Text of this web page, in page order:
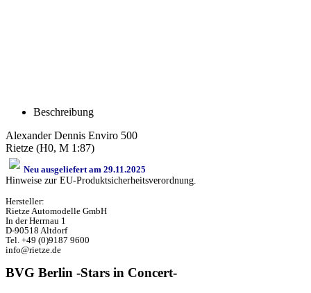
Beschreibung
Alexander Dennis Enviro 500
Rietze (H0, M 1:87)
Neu ausgeliefert am 29.11.2025
Hinweise zur EU-Produktsicherheitsverordnung.
Hersteller:
Rietze Automodelle GmbH
In der Herrnau 1
D-90518 Altdorf
Tel. +49 (0)9187 9600
info@rietze.de
BVG Berlin -Stars in Concert-